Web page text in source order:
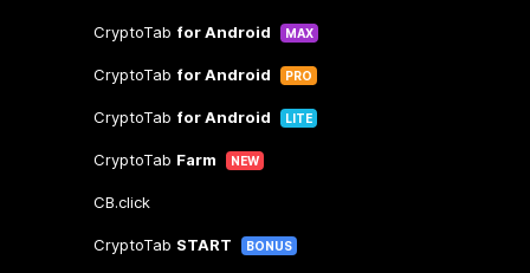
CryptoTab for Android MAX
CryptoTab for Android PRO
CryptoTab for Android LITE
CryptoTab Farm NEW
CB.click
CryptoTab START BONUS